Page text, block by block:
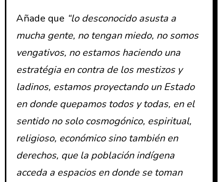
Añade que “lo desconocido asusta a
mucha gente, no tengan miedo, no somos
vengativos, no estamos haciendo una
estratégia en contra de los mestizos y
ladinos, estamos proyectando un Estado
en donde quepamos todos y todas, en el
sentido no solo cosmogónico, espiritual,
religioso, económico sino también en
derechos, que la población indígena
acceda a espacios en donde se toman